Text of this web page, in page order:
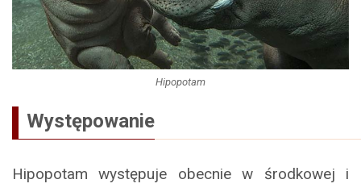
Hipopotam
Występowanie
Hipopotam występuje obecnie w środkowej i